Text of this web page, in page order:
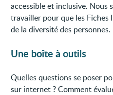
accessible et inclusive. Nous
travailler pour que les
de la diversité des personnes.
Une boîte à outils
Quelles questions se poser
sur internet ? Comment